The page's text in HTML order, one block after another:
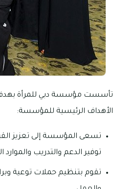
تأسست مؤسسة دبي للمرأة بهدف
الأهداف الرئيسية للمؤسسة:
تسعى المؤسسة إلى تعزيز
توفير الدعم والتدريب والموارد
تقوم بتنظيم حملات توعية